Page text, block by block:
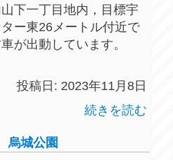
下一丁目地内，目標宇
ー東26メートル付近で
が出動しています。
投稿日: 2023年11月8日
続きを読む
烏城公園